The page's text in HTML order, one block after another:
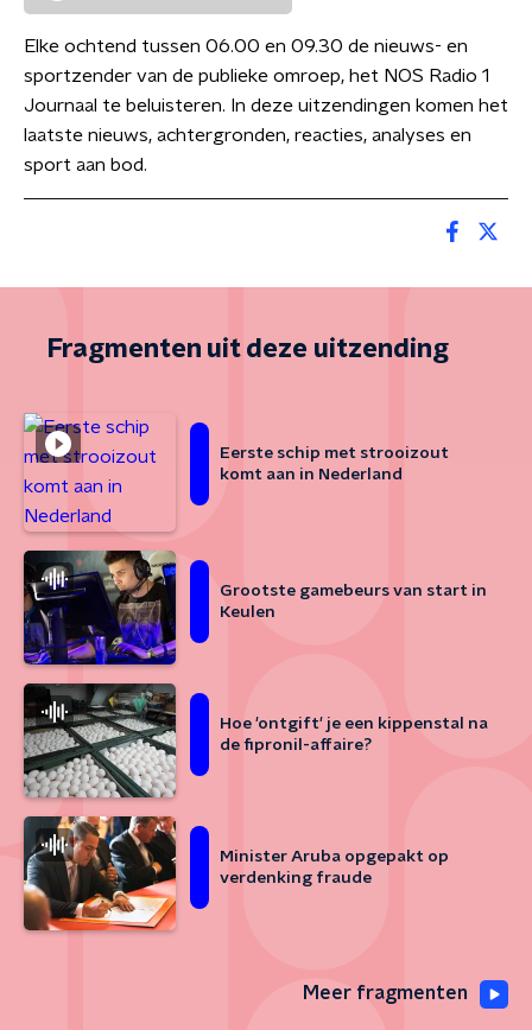
Elke ochtend tussen 06.00 en 09.30 de nieuws- en
sportzender van de publieke omroep, het NOS Radio 1
Journaal te beluisteren. In deze uitzendingen komen het
laatste nieuws, achtergronden, reacties, analyses en
sport aan bod.
Fragmenten uit deze uitzending
Eerste schip met strooizout
komt aan in Nederland
Grootste gamebeurs van start in
Keulen
Hoe 'ontgift' je een kippenstal na
de fipronil-affaire?
Minister Aruba opgepakt op
verdenking fraude
Meer fragmenten